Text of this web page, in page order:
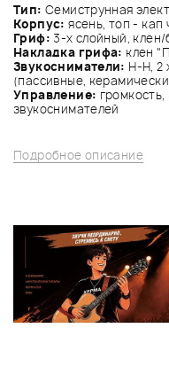
Тип: Семиструнная
Корпус:ясень, топ - кап
Гриф: 3-х слойный, клен/
Накладка грифа: клен
Звукосниматели: H-H, 2
(пассивные,
Управление:
звукоснимателей
Подробное описание